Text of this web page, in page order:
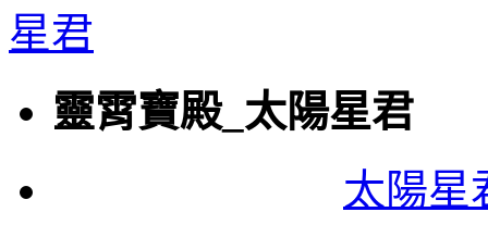
靈霄寶殿_太陽星君
太陽星